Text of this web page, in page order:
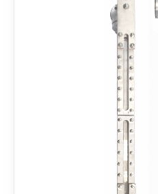
档案下载
联络我们